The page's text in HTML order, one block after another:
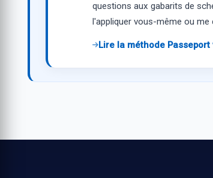
questions aux gabarits de
l'appliquer vous-même ou me
Lire la méthode